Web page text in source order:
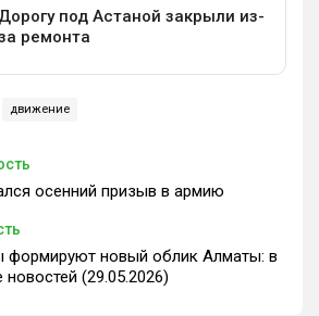
движение
осенний призыв в армию
формируют новый облик Алматы: в
(29.05.2026)